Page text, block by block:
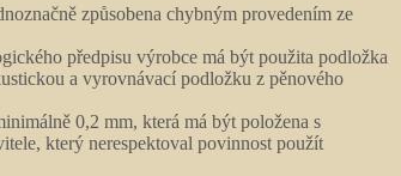
způsobena chybným provedením ze
předpisu výrobce má být použita podložka
a vyrovnávací podložku z pěnového
0,2 mm, která má být položena s
který nerespektoval povinnost použít